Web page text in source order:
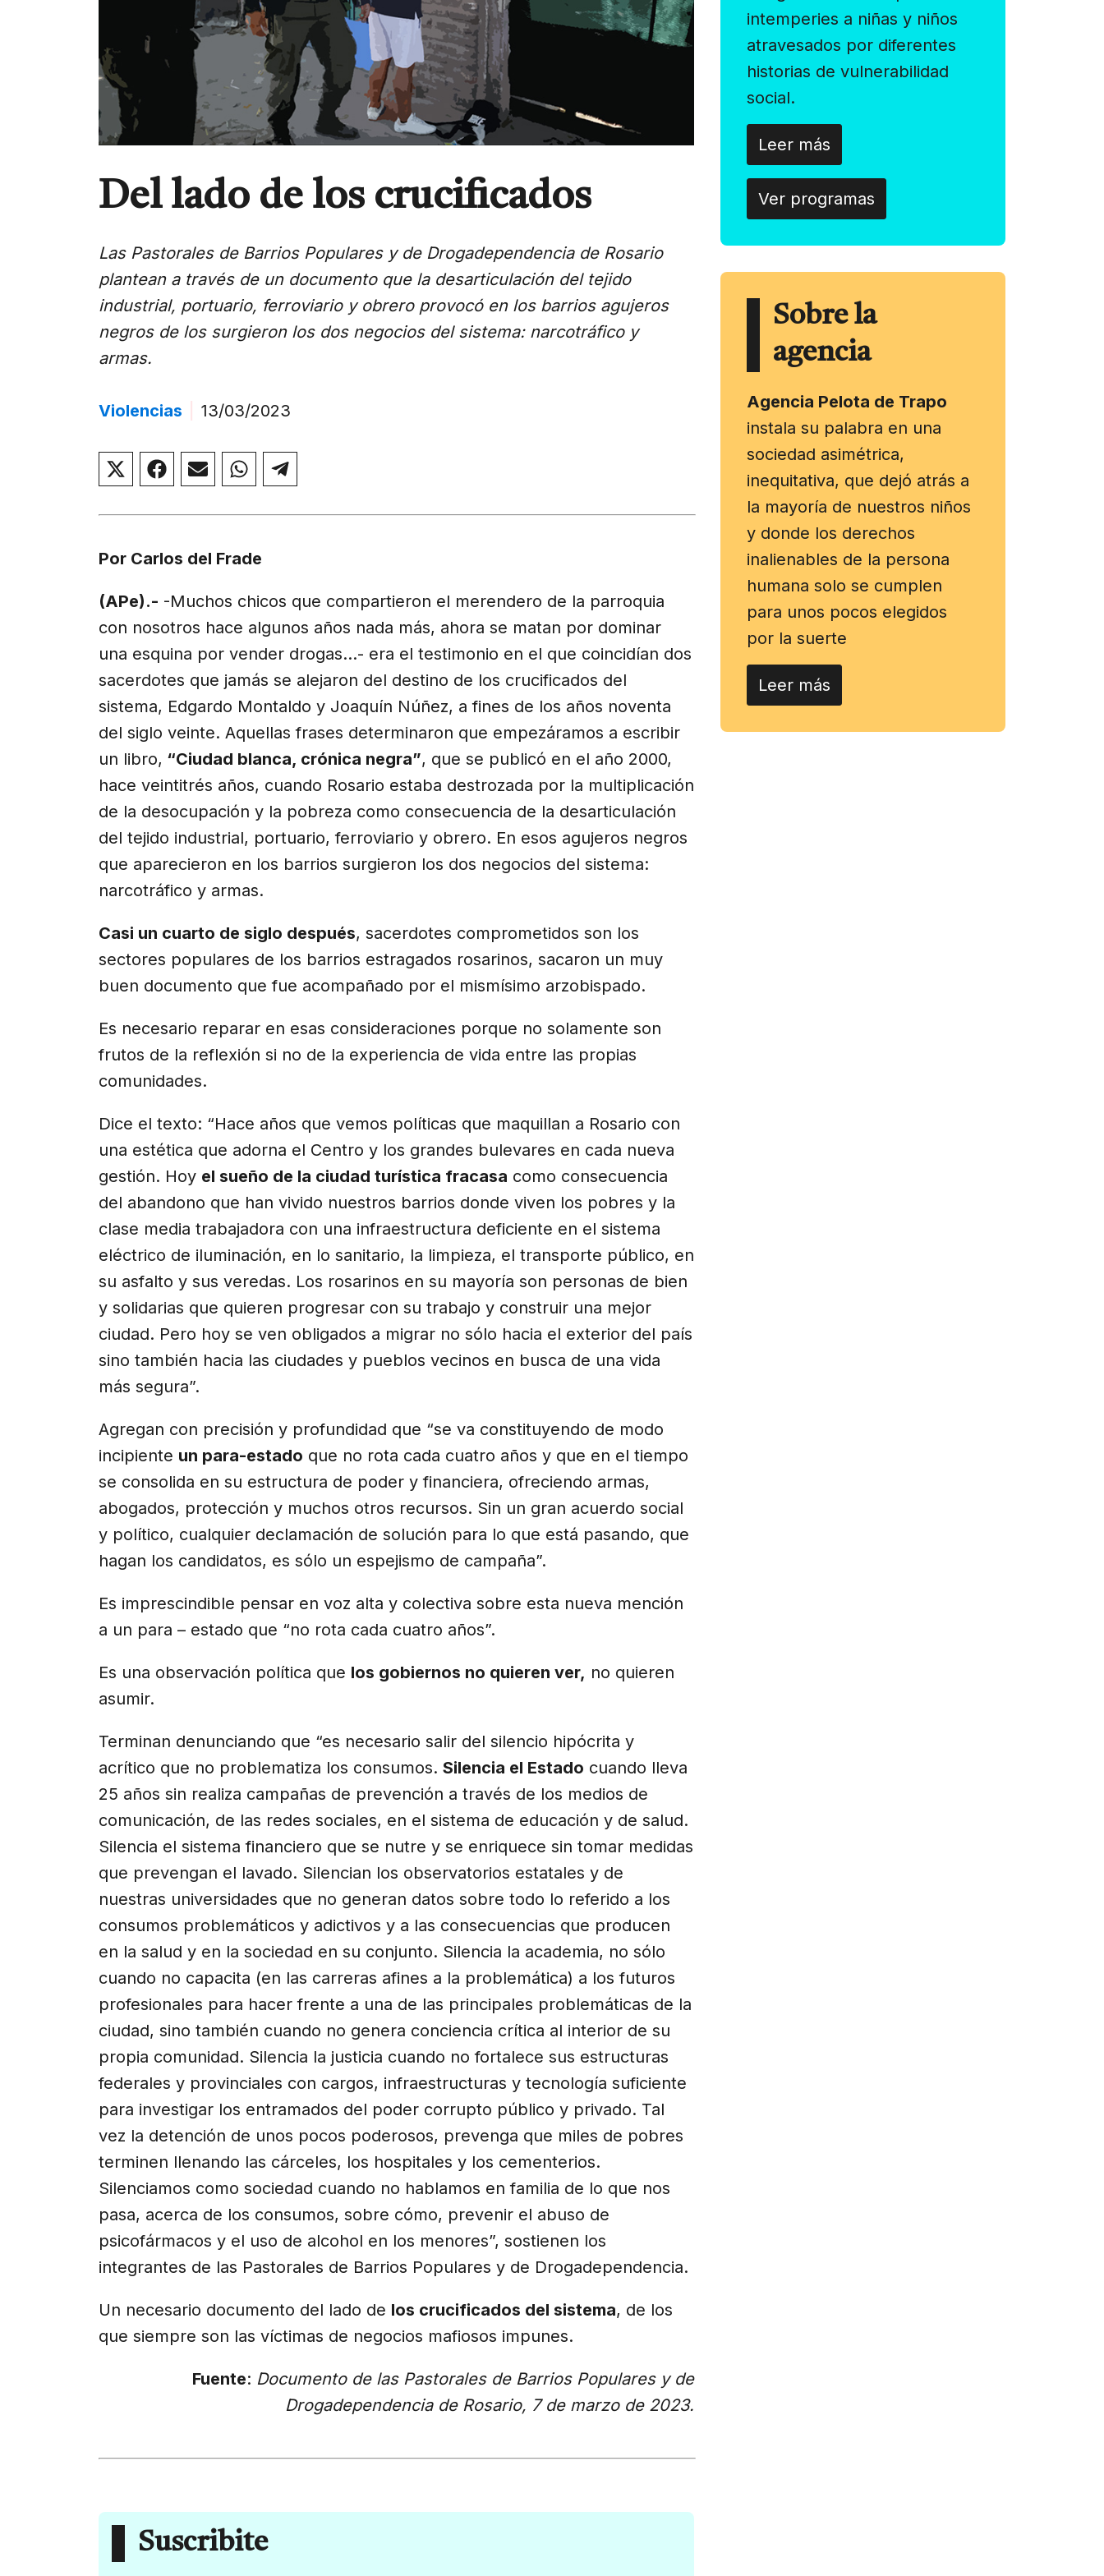
Del lado de los crucificados
Las Pastorales de Barrios Populares y de Drogadependencia de Rosario
plantean a través de un documento que la desarticulación del tejido
industrial, portuario, ferroviario y obrero provocó en los barrios agujeros
negros de los surgieron los dos negocios del sistema: narcotráfico y
armas.
Violencias 13/03/2023
Compartir
en
(Twitter)
Compartir
en
Compartir
en
Compartir
en
Compartir
en
Por Carlos del Frade
(APe).- -Muchos chicos que compartieron el merendero de la parroquia
con nosotros hace algunos años nada más, ahora se matan por dominar
una esquina por vender drogas…- era el testimonio en el que coincidían dos
sacerdotes que jamás se alejaron del destino de los crucificados del
sistema, Edgardo Montaldo y Joaquín Núñez, a fines de los años noventa
del siglo veinte. Aquellas frases determinaron que empezáramos a escribir
un libro, “Ciudad blanca, crónica negra”, que se publicó en el año 2000,
hace veintitrés años, cuando Rosario estaba destrozada por la multiplicación
de la desocupación y la pobreza como consecuencia de la desarticulación
del tejido industrial, portuario, ferroviario y obrero. En esos agujeros negros
que aparecieron en los barrios surgieron los dos negocios del sistema:
narcotráfico y armas.
Casi un cuarto de siglo después, sacerdotes comprometidos son los
sectores populares de los barrios estragados rosarinos, sacaron un muy
buen documento que fue acompañado por el mismísimo arzobispado.
Es necesario reparar en esas consideraciones porque no solamente son
frutos de la reflexión si no de la experiencia de vida entre las propias
comunidades.
Dice el texto: “Hace años que vemos políticas que maquillan a Rosario con
una estética que adorna el Centro y los grandes bulevares en cada nueva
gestión. Hoy el sueño de la ciudad turística fracasa como consecuencia
del abandono que han vivido nuestros barrios donde viven los pobres y la
clase media trabajadora con una infraestructura deficiente en el sistema
eléctrico de iluminación, en lo sanitario, la limpieza, el transporte público, en
su asfalto y sus veredas. Los rosarinos en su mayoría son personas de bien
y solidarias que quieren progresar con su trabajo y construir una mejor
ciudad. Pero hoy se ven obligados a migrar no sólo hacia el exterior del país
sino también hacia las ciudades y pueblos vecinos en busca de una vida
más segura”.
Agregan con precisión y profundidad que “se va constituyendo de modo
incipiente un para-estado que no rota cada cuatro años y que en el tiempo
se consolida en su estructura de poder y financiera, ofreciendo armas,
abogados, protección y muchos otros recursos. Sin un gran acuerdo social
y político, cualquier declamación de solución para lo que está pasando, que
hagan los candidatos, es sólo un espejismo de campaña”.
Es imprescindible pensar en voz alta y colectiva sobre esta nueva mención
a un para – estado que “no rota cada cuatro años”.
Es una observación política que los gobiernos no quieren ver, no quieren
asumir.
Terminan denunciando que “es necesario salir del silencio hipócrita y
acrítico que no problematiza los consumos. Silencia el Estado cuando lleva
25 años sin realiza campañas de prevención a través de los medios de
comunicación, de las redes sociales, en el sistema de educación y de salud.
Silencia el sistema financiero que se nutre y se enriquece sin tomar medidas
que prevengan el lavado. Silencian los observatorios estatales y de
nuestras universidades que no generan datos sobre todo lo referido a los
consumos problemáticos y adictivos y a las consecuencias que producen
en la salud y en la sociedad en su conjunto. Silencia la academia, no sólo
cuando no capacita (en las carreras afines a la problemática) a los futuros
profesionales para hacer frente a una de las principales problemáticas de la
ciudad, sino también cuando no genera conciencia crítica al interior de su
propia comunidad. Silencia la justicia cuando no fortalece sus estructuras
federales y provinciales con cargos, infraestructuras y tecnología suficiente
para investigar los entramados del poder corrupto público y privado. Tal
vez la detención de unos pocos poderosos, prevenga que miles de pobres
terminen llenando las cárceles, los hospitales y los cementerios.
Silenciamos como sociedad cuando no hablamos en familia de lo que nos
pasa, acerca de los consumos, sobre cómo, prevenir el abuso de
psicofármacos y el uso de alcohol en los menores”, sostienen los
integrantes de las Pastorales de Barrios Populares y de Drogadependencia.
Un necesario documento del lado de los crucificados del sistema, de los
que siempre son las víctimas de negocios mafiosos impunes.
Fuente: Documento de las Pastorales de Barrios Populares y de
Drogadependencia de Rosario, 7 de marzo de 2023.
Suscribite
intemperies a niñas y niños
atravesados por diferentes
historias de vulnerabilidad
social.
Leer más
Ver programas
Sobre la
agencia
Agencia Pelota de Trapo
instala su palabra en una
sociedad asimétrica,
inequitativa, que dejó atrás a
la mayoría de nuestros niños
y donde los derechos
inalienables de la persona
humana solo se cumplen
para unos pocos elegidos
por la suerte
Leer más